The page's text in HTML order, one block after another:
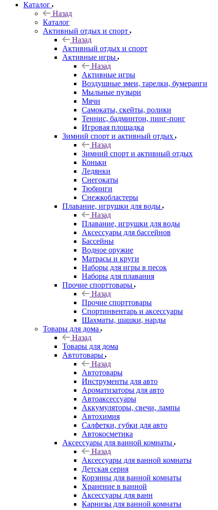
Каталог
Назад
Каталог
Активный отдых и спорт
Назад
Активный отдых и спорт
Активные игры
Назад
Активные игры
Воздушные змеи, тарелки, бумеранги
Мыльные пузыри
Мячи
Самокаты, скейты, ролики
Теннис, бадминтон, пинг-понг
Игровая площадка
Зимний спорт и активный отдых
Назад
Зимний спорт и активный отдых
Коньки
Ледянки
Снегокаты
Тюбинги
Снежкобластеры
Плавание, игрушки для воды
Назад
Плавание, игрушки для воды
Аксессуары для бассейнов
Бассейны
Водное оружие
Матрасы и круги
Наборы для игры в песок
Наборы для плавания
Прочие спорттовары
Назад
Прочие спорттовары
Спортинвентарь и аксессуары
Шахматы, шашки, нарды
Товары для дома
Назад
Товары для дома
Автотовары
Назад
Автотовары
Инструменты для авто
Ароматизаторы для авто
Автоаксессуары
Аккумуляторы, свечи, лампы
Автохимия
Салфетки, губки для авто
Автокосметика
Аксессуары для ванной комнаты
Назад
Аксессуары для ванной комнаты
Детская серия
Корзины для ванной комнаты
Хранение в ванной
Аксессуары для ванн
Карнизы для ванной комнаты